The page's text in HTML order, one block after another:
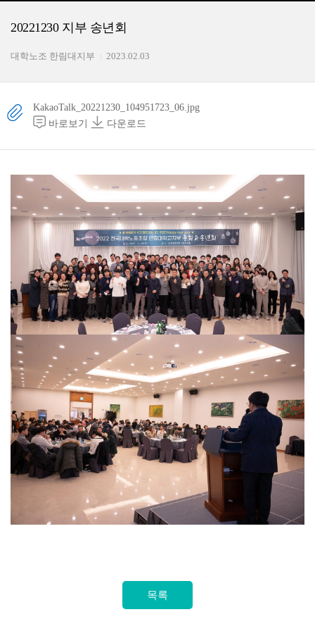
20221230 지부 송년회
대학노조 한림대지부 2023.02.03
KakaoTalk_20221230_104951723_06.jpg
바로보기
다운로드